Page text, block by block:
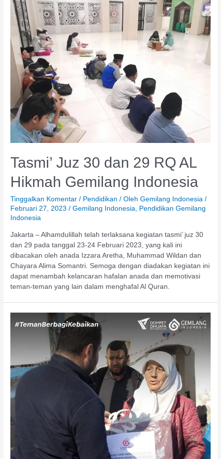
Tasmi’ Juz 30 dan 29 RQ AL
Hikmah Gemilang Indonesia
Tinggalkan Komentar / Pendidikan / OlehGemilang Indonesia/
Februari 27, 2023/Gemilang Indonesia, Pendidikan Gemilang
Indonesia
Jakarta – Alhamdulillah telah terlaksana kegiatan tasmi’ juz 30
dan 29 pada tanggal 23-24 Februari 2023, yang kali ini
dibacakan oleh anada Izzara Aretha, Muhammad Wildan dan
Chayara Alima Somantri. Semoga dengan diadakan kegiatan ini
dapat menambah kelancaran hafalan anada dan memotivasi
teman-teman yang lain dalam menghafal Al Quran.